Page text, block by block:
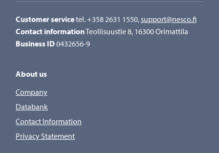
Customer servicetel. +358 2631 1550, support@nesco.fi
Contact informationTeollisuustie 8, 16300 Orimattila
Business ID0432656-9
About us
Company
Databank
Contact Information
Privacy Statement